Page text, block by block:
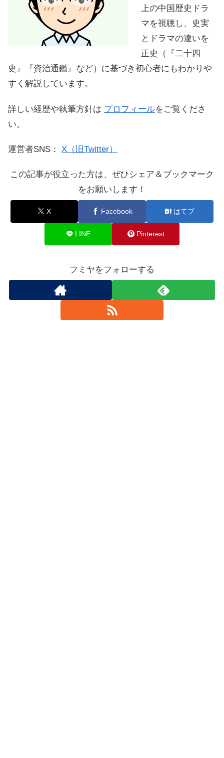
上の中国歴史ドラ
マを視聴し、史実
とドラマの違いを
正史（『二十四
史』『資治通鑑』など）に基づき初心者にもわかりや
すく解説しています。
詳しい経歴や執筆方針は プロフィールをご覧くださ
い。
運営者SNS： X（旧Twitter）
この記事が役立った方は、ぜひシェア＆ブックマーク
をお願いします！
X Facebook はてブ
LINE Pinterest
フミヤをフォローする